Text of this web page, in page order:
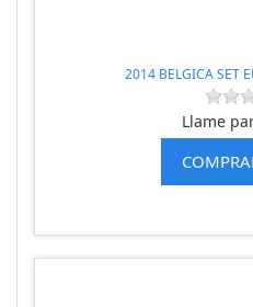
2014 BELGICA SET
Llame